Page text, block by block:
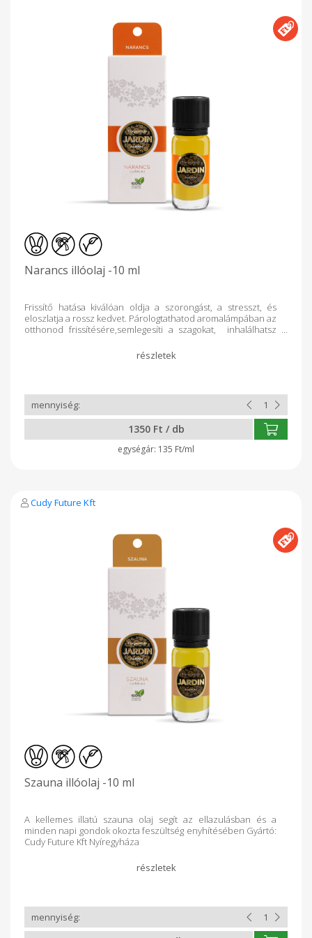
Narancs illóolaj -10 ml
Frissítő hatása kiválóan oldja a szorongást, a stresszt, és
eloszlatja a rossz kedvet. Párologtathatod aromalámpában az
otthonod frissítésére,semlegesíti a szagokat, inhalálhatsz
Baktérium és gombaölő hatású. A bőr egyensúlyának
visszaállítása, száraz és zsíros bőrre is alkalmazható.
Future Kft Nyíregyháza
1350 Ft / db
135 Ft/ml
Cudy Future Kft
Szauna illóolaj -10 ml
A kellemes illatú szauna olaj segít az ellazulásban és a
minden napi gondok okozta feszültség enyhítésében Gyártó:
Cudy Future Kft Nyíregyháza